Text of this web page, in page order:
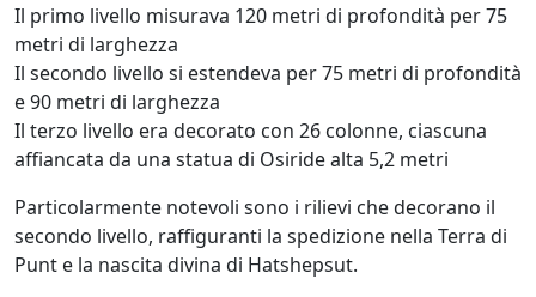
Il primo livello misurava 120 metri di profondità per 75
metri di larghezza
Il secondo livello si estendeva per 75 metri di profondità
e 90 metri di larghezza
Il terzo livello era decorato con 26 colonne, ciascuna
affiancata da una statua di Osiride alta 5,2 metri
Particolarmente notevoli sono i rilievi che decorano il
secondo livello, raffiguranti la spedizione nella Terra di
Punt e la nascita divina di Hatshepsut.